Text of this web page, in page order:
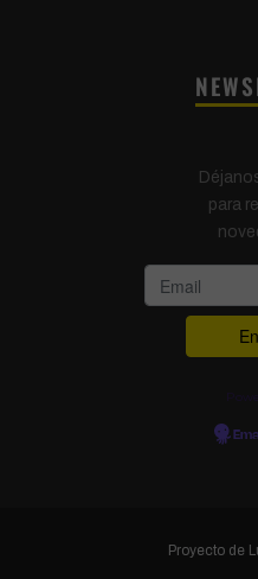
para
Proyecto de